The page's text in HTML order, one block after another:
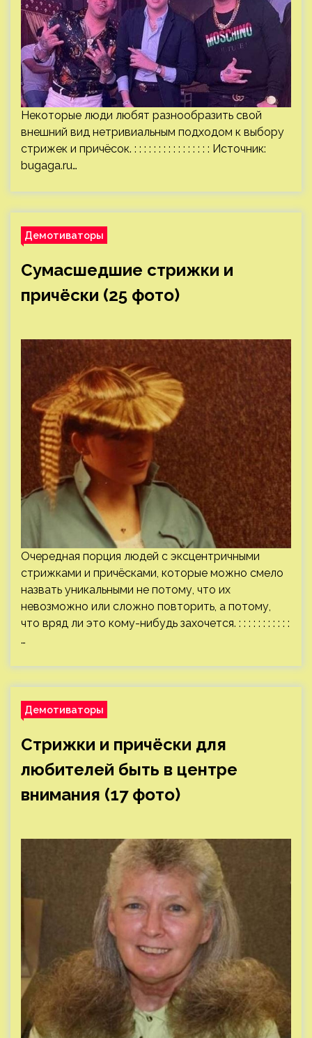
Некоторые люди любят разнообразить свой
внешний вид нетривиальным подходом к выбору
стрижек и причёсок. : : : : : : : : : : : : : : : : Источник:
bugaga.ru…
Демотиваторы
Сумасшедшие стрижки и
причёски (25 фото)
Очередная порция людей с эксцентричными
стрижками и причёсками, которые можно смело
назвать уникальными не потому, что их
невозможно или сложно повторить, а потому,
что вряд ли это кому-нибудь захочется. : : : : : : : : : : :
…
Демотиваторы
Стрижки и причёски для
любителей быть в центре
внимания (17 фото)